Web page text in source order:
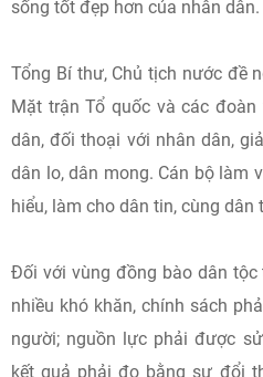
sống tốt đẹp hơn của nhân dân.
Tổng Bí thư, Chủ tịch nước đề
Mặt trận Tổ quốc và các
dân, đối thoại với nhân dân,
dân lo, dân mong. Cán bộ làm
hiểu, làm cho dân tin, cùng dân
Đối với vùng đồng bào dân tộc
nhiều khó khăn, chính sách
người; nguồn lực phải được
kết quả phải đo bằng sự đổi